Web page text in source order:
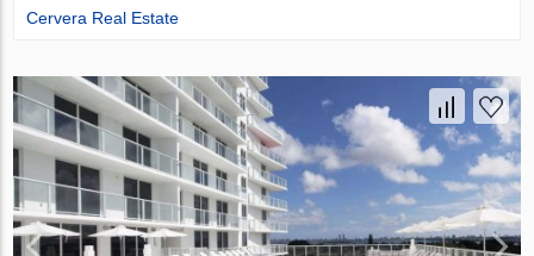
Cervera Real Estate